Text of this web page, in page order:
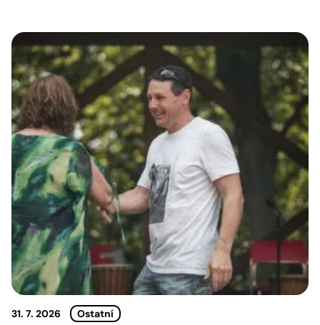
31. 7. 2026 Ostatní